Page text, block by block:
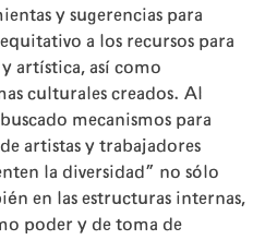
y sugerencias para
a los recursos para
artística, así como
culturales creados. Al
mecanismos para
artistas y trabajadores
la diversidad” no sólo
en las estructuras internas,
poder y de toma de